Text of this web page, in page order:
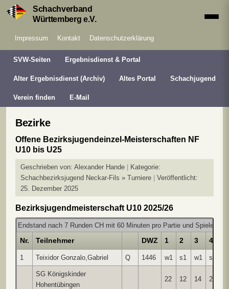
Schachverband
Württemberg e.V.
Impressum Kontakt Datenschutzerklärung
SVW-Seiten Ergebnisdienst & Portal
Alter Ergebnisdienst (Archiv) Altes Portal Schachjugend
Verein finden E-Mail
Bezirke
Offene Bezirksjugendeinzel-Meisterschaften NF
U10 bis U25
Geschrieben von: Alexander Hande
Kategorie:
Schachbezirksjugend Neckar-Fils » Turniere
Veröffentlicht:
25. Dezember 2025
Bezirksjugendmeisterschaft U10 2025/26
Endstand nach 7 Runden CH mit 60 Minuten pro Partie und Spieler
Nr. Teilnehmer DWZ 1 2 3 4
1 Teixidor Gonzalo,Gabriel Q 1446 w1 s1 w1 s1
SG Königskinder
Hohentübingen
22 12 14 2